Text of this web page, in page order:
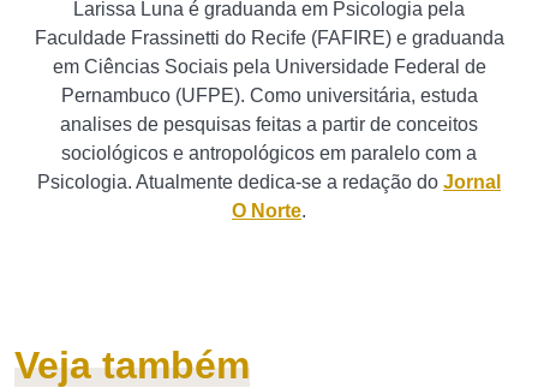
Larissa Luna é graduanda em Psicologia pela
Faculdade Frassinetti do Recife (FAFIRE) e graduanda
em Ciências Sociais pela Universidade Federal de
Pernambuco (UFPE). Como universitária, estuda
analises de pesquisas feitas a partir de conceitos
sociológicos e antropológicos em paralelo com a
Psicologia. Atualmente dedica-se a redação do Jornal
O Norte.
Veja também